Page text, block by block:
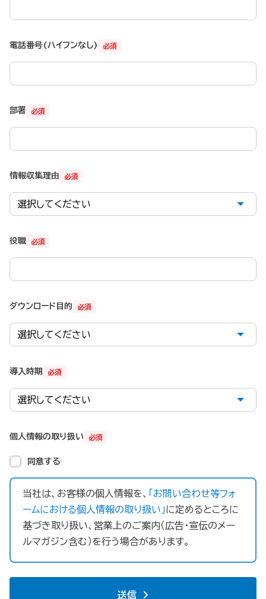
必須
電話番号(ハイフンなし)
必須
部署
必須
情報収集理由
必須
役職
必須
ダウンロード目的
必須
導入時期
必須
個人情報の取り扱い
同意する
当社は、お客様の個人情報を、
「お問い合わせ等フォ
ームにおける個人情報の取り扱い」に定めるところに
基づき取り扱い、営業上のご案内（広告・宣伝のメー
ルマガジン含む）を行う場合があります。
送信